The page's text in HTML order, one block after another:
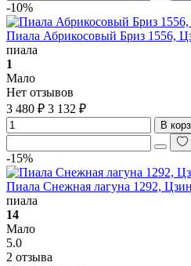
-10%
Пиала Абрикосовый Бриз 1556,
пиала
1
Мало
Нет отзывов
3 480 ₽ 3 132 ₽
В
-15%
Пиала Снежная лагуна 1292,
пиала
14
Мало
5.0
2 отзыва